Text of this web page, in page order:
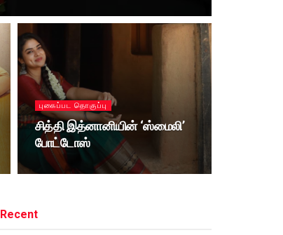
புகைப்பட தொகுப்பு
சித்தி இத்னானியின் ‘ஸ்மைலி’
போட்டோஸ்
Recent